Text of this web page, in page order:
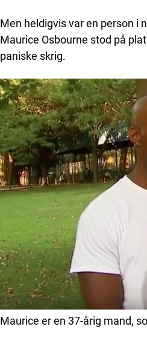
Men heldigvis var en person i
Maurice Osbourne stod på
paniske skrig.
Maurice er en 37-årig mand,